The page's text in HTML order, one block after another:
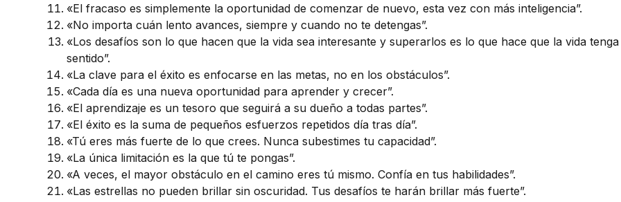
«El fracaso es simplemente la oportunidad de comenzar de nuevo, esta vez con más inteligencia”.
«No importa cuán lento avances, siempre y cuando no te detengas”.
«Los desafíos son lo que hacen que la vida sea interesante y superarlos es lo que hace que la vida tenga
sentido”.
«La clave para el éxito es enfocarse en las metas, no en los obstáculos”.
«Cada día es una nueva oportunidad para aprender y crecer”.
«El aprendizaje es un tesoro que seguirá a su dueño a todas partes”.
«El éxito es la suma de pequeños esfuerzos repetidos día tras día”.
«Tú eres más fuerte de lo que crees. Nunca subestimes tu capacidad”.
«La única limitación es la que tú te pongas”.
«A veces, el mayor obstáculo en el camino eres tú mismo. Confía en tus habilidades”.
«Las estrellas no pueden brillar sin oscuridad. Tus desafíos te harán brillar más fuerte”.